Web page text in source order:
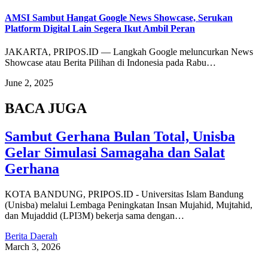
AMSI Sambut Hangat Google News Showcase, Serukan
Platform Digital Lain Segera Ikut Ambil Peran
JAKARTA, PRIPOS.ID — Langkah Google meluncurkan News
Showcase atau Berita Pilihan di Indonesia pada Rabu…
June 2, 2025
BACA JUGA
Sambut Gerhana Bulan Total, Unisba
Gelar Simulasi Samagaha dan Salat
Gerhana
KOTA BANDUNG, PRIPOS.ID - Universitas Islam Bandung
(Unisba) melalui Lembaga Peningkatan Insan Mujahid, Mujtahid,
dan Mujaddid (LPI3M) bekerja sama dengan…
Berita Daerah
March 3, 2026